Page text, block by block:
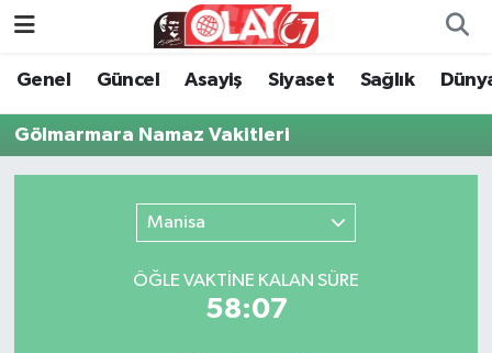
Genel Güncel Asayiş Siyaset Sağlık
Gölmarmara Namaz Vakitleri
Manisa
ÖĞLE VAKTİNE KALAN SÜRE
58:07
KATEGORİSİZ
ANA SAYFA
Genel
Güncel
Zonguldak Nöbetçi Eczaneler
Zonguldak Hava Durumu
Süper Lig Puan Durumu ve Fikstür